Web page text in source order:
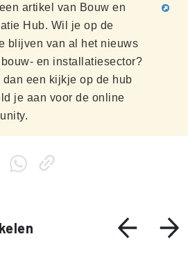
artikel van Bouw en
Hub. Wil je op de
blijven van al het nieuws
en installatiesector?
dan een kijkje op de hub
je aan voor de online